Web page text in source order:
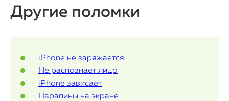
Mac Mini
О нас
Контакты
Статьи
Другие поломки
iPhone не заряжается
Не распознает лицо
iPhone зависает
Царапины на экране